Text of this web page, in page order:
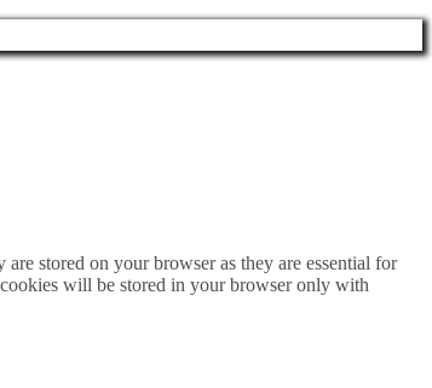
stored on your browser as they are essential for
will be stored in your browser only with